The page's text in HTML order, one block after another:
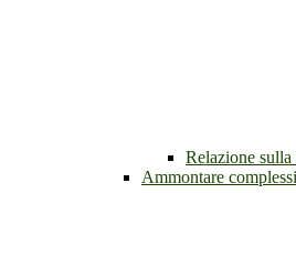
Relazione sulla
Ammontare